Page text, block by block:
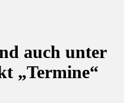
auch unter
„Termine“